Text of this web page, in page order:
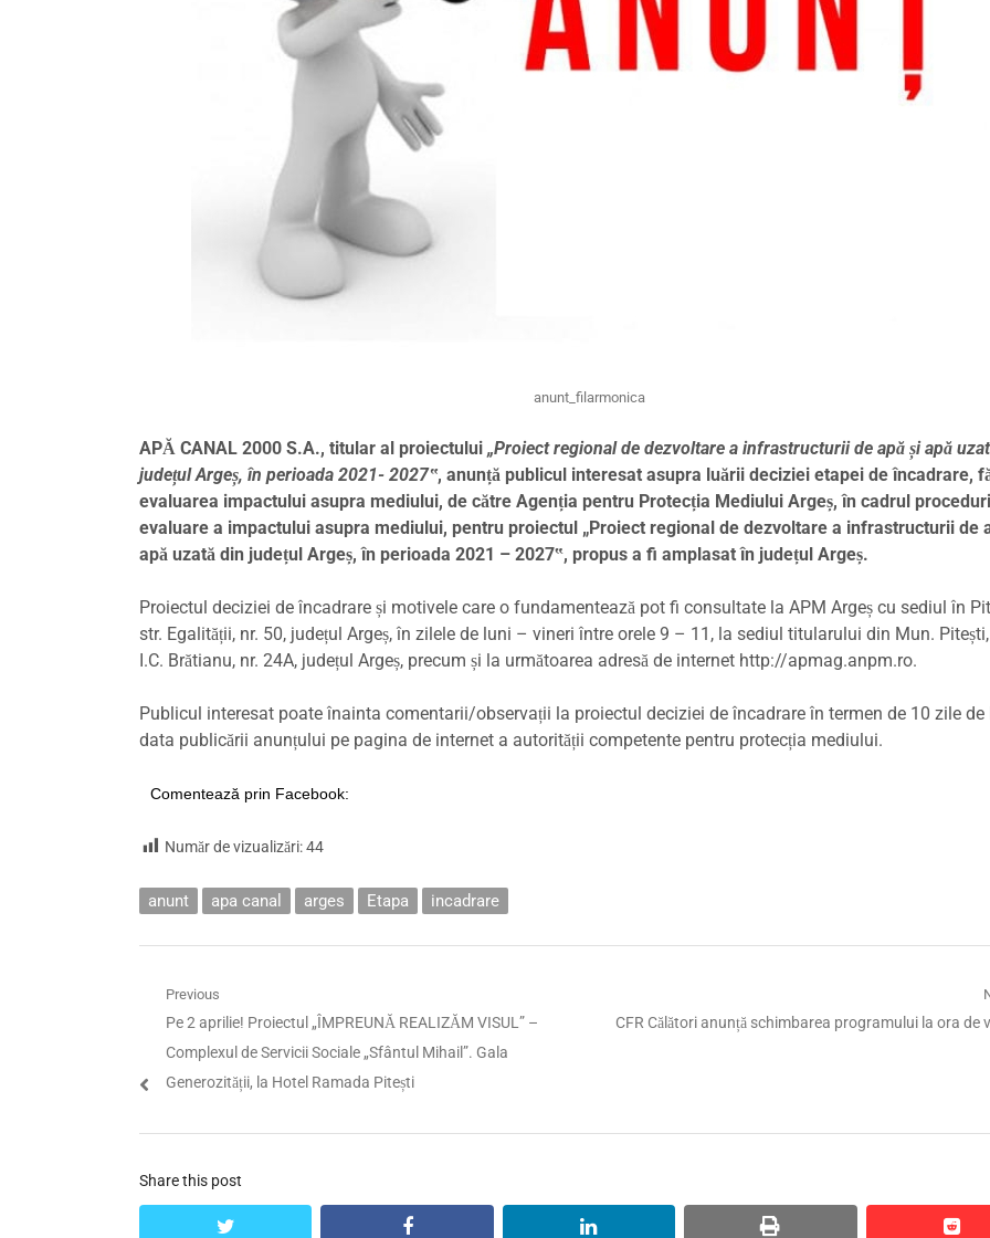
anunt_filarmonica
APĂ CANAL 2000 S.A., titular al proiectului „Proiect regional de dezvoltare a infrastructurii de apă și apă
județul Argeș, în perioada 2021- 2027‟, anunță publicul interesat asupra luării deciziei etapei de încadrare,
evaluarea impactului asupra mediului, de către Agenția pentru Protecția Mediului Argeș, în cadrul
evaluare a impactului asupra mediului, pentru proiectul „Proiect regional de dezvoltare a infrastructurii de
apă uzată din județul Argeș, în perioada 2021 – 2027‟, propus a fi amplasat în județul Argeș.
Proiectul deciziei de încadrare și motivele care o fundamentează pot fi consultate la APM Argeș cu sediul în
str. Egalității, nr. 50, județul Argeș, în zilele de luni – vineri între orele 9 – 11, la sediul titularului din Mun.
I.C. Brătianu, nr. 24A, județul Argeș, precum și la următoarea adresă de internet http://apmag.anpm.ro.
Publicul interesat poate înainta comentarii/observații la proiectul deciziei de încadrare în termen de 10 zile de
data publicării anunțului pe pagina de internet a autorității competente pentru protecția mediului.
Comentează prin Facebook:
Număr de vizualizări:44
anunt apa canal arges Etapa incadrare
Navigare
articole
Previous
Previous
post:
Pe 2 aprilie! Proiectul „ÎMPREUNĂ REALIZĂM VISUL” –
Complexul de Servicii Sociale „Sfântul Mihail”. Gala
Generozității, la Hotel Ramada Pitești
Next
CFR Călători anunță schimbarea programului la ora de
Share this post
twitter facebook linkedin print